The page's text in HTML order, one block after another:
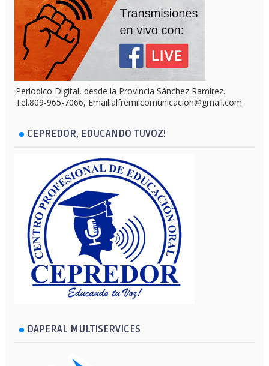
Periodico Digital, desde la Provincia Sánchez Ramírez.
Tel.809-965-7066, Email:alfremilcomunicacion@gmail.com
CEPREDOR, EDUCANDO TUVOZ!
DAPERAL MULTISERVICES